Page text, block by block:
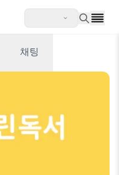
채팅